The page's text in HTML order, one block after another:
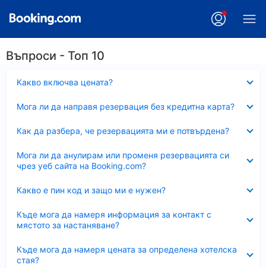
Въпроси - Топ 10
Какво включва цената?
Мога ли да направя резервация без кредитна карта?
Как да разбера, че резервацията ми е потвърдена?
Мога ли да анулирам или променя резервацията си
чрез уеб сайта на Booking.com?
Какво е пин код и защо ми е нужен?
Къде мога да намеря информация за контакт с
мястото за настаняване?
Къде мога да намеря цената за определена хотелска
стая?